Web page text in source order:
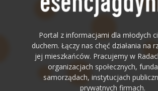
Portal z informacjami dla młodych
duchem. Łączy nas chęć działania na
jej mieszkańców. Pracujemy w
organizacjach społecznych,
samorządach, instytucjach
prywatnych firmach.